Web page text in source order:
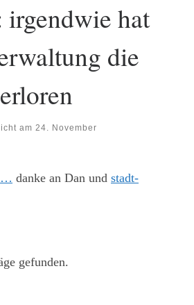
hat
die
am 24. November
danke an Dan und stadt-
gefunden.